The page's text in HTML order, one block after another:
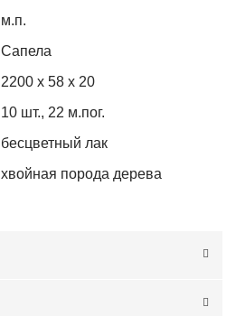
м.п.
Сапела
2200 х 58 х 20
10 шт., 22 м.пог.
бесцветный лак
хвойная порода дерева